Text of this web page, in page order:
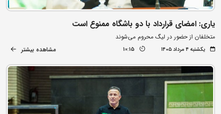
یاری: امضای قرارداد با دو باشگاه ممنوع است
متخلفان از حضور در لیگ محروم می‌شوند
یکشنبه ۴ مرداد ۱۴۰۵ 10:15 مشاهده بیشتر